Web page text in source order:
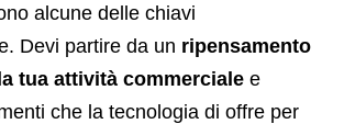
alcune delle chiavi
Devi partire da un ripensamento
tua attività commerciale e
che la tecnologia di offre per